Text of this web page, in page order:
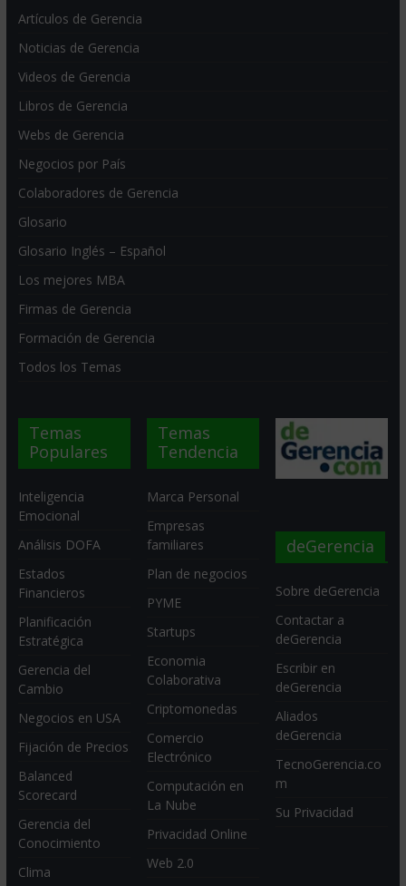
Artículos de Gerencia
Noticias de Gerencia
Videos de Gerencia
Libros de Gerencia
Webs de Gerencia
Negocios por País
Colaboradores de Gerencia
Glosario
Glosario Inglés – Español
Los mejores MBA
Firmas de Gerencia
Formación de Gerencia
Todos los Temas
Temas
Populares
Inteligencia
Emocional
Análisis DOFA
Estados
Financieros
Planificación
Estratégica
Gerencia del
Cambio
Negocios en USA
Fijación de Precios
Balanced
Scorecard
Gerencia del
Conocimiento
Clima
Temas
Tendencia
Marca Personal
Empresas
familiares
Plan de negocios
PYME
Startups
Economia
Colaborativa
Criptomonedas
Comercio
Electrónico
Computación en
La Nube
Privacidad Online
Web 2.0
deGerencia
Sobre deGerencia
Contactar a
deGerencia
Escribir en
deGerencia
Aliados
deGerencia
TecnoGerencia.co
m
Su Privacidad